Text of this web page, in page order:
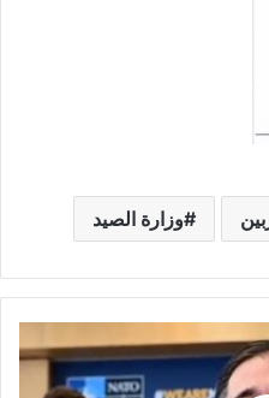
وزارة الصيد